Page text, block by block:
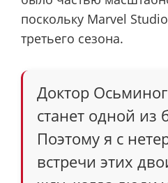
поскольку Marvel
третьего сезона.
Доктор
станет одной из
Поэтому я с
встречи этих